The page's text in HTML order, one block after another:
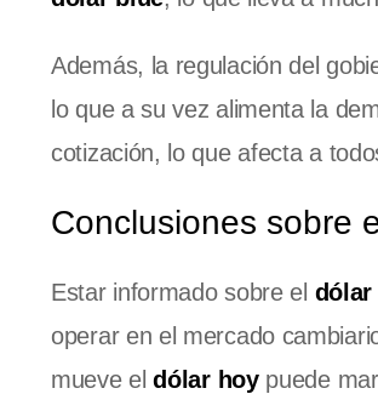
Además, la regulación del
lo que a su vez alimenta la
cotización, lo que afecta a
Conclusiones sobre
Estar informado sobre el dólar
operar en el mercado
mueve eldólar hoypuede